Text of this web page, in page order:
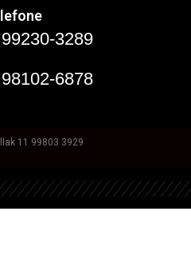
3289
6878
11 99803 3929